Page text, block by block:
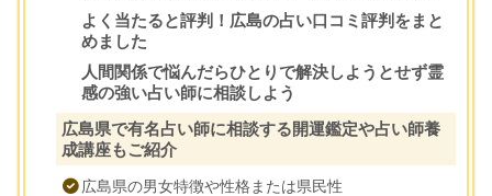
よく当たると評判！広島の占い口コミ評判をまと
めました
人間関係で悩んだらひとりで解決しようとせず霊
感の強い占い師に相談しよう
広島県で有名占い師に相談する開運鑑定や占い師養
成講座もご紹介
広島県の男女特徴や性格または県民性